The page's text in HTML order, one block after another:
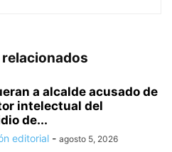
a alcalde acusado de
intelectual del
de...
editorial - agosto 5, 2026